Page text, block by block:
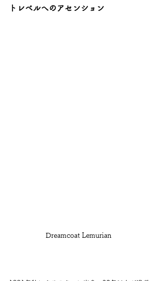
トレベルへのアセンション
Dreamcoat Lemurian